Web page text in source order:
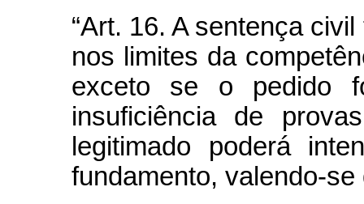
“Art. 16. A sentença
nos limites da
exceto se o pedido
insuficiência de
legitimado poderá
fundamento, valendo-se